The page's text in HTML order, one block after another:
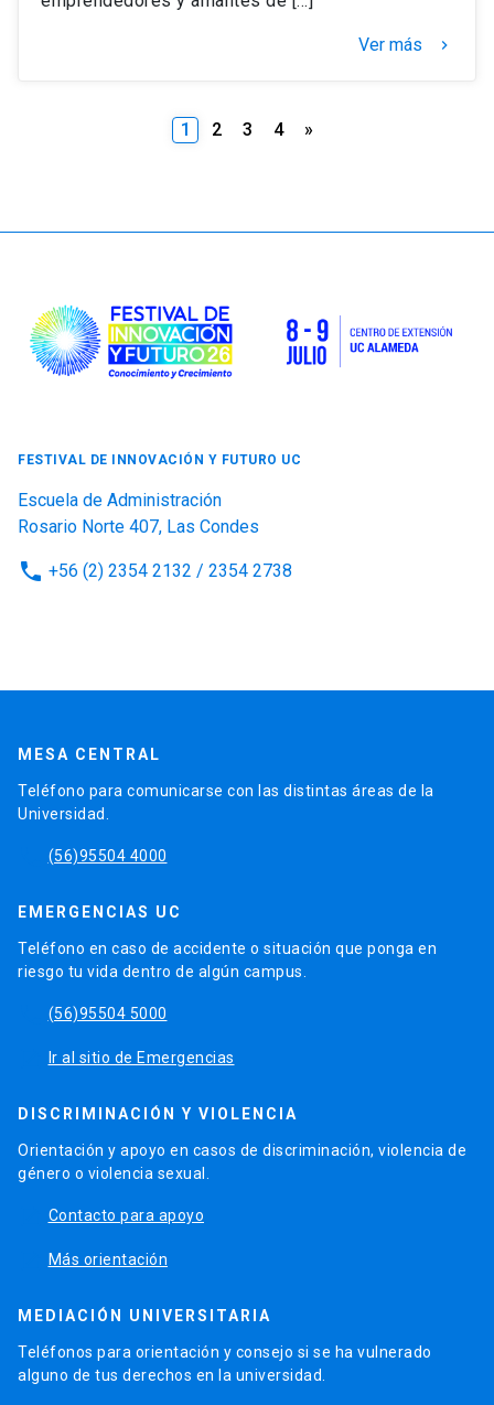
Ver más keyboard_arrow_right
Paginación
1 2 3 4 »
FESTIVAL DE INNOVACIÓN Y FUTURO UC
Escuela de Administración
Rosario Norte 407, Las Condes
phone +56 (2) 2354 2132 / 2354 2738
MESA CENTRAL
Teléfono para comunicarse con las distintas áreas de la
Universidad.
(56)95504 4000
EMERGENCIAS UC
Teléfono en caso de accidente o situación que ponga en
riesgo tu vida dentro de algún campus.
(56)95504 5000
Ir al sitio de Emergencias
DISCRIMINACIÓN Y VIOLENCIA
Orientación y apoyo en casos de discriminación, violencia de
género o violencia sexual.
Contacto para apoyo
Más orientación
MEDIACIÓN UNIVERSITARIA
Teléfonos para orientación y consejo si se ha vulnerado
alguno de tus derechos en la universidad.